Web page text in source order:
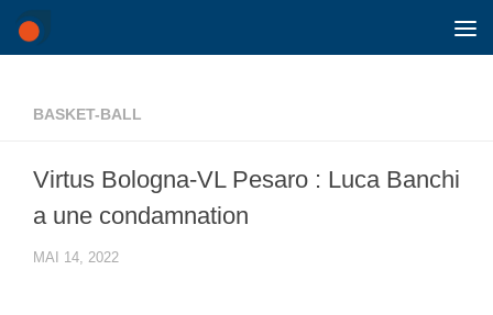
Skip to content
BASKET-BALL
Virtus Bologna-VL Pesaro : Luca Banchi
a une condamnation
MAI 14, 2022